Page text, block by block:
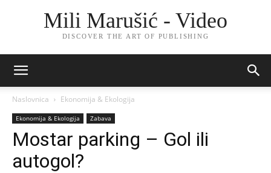
Mili Marušić - Video
DISCOVER THE ART OF PUBLISHING
Naslovnica Ekonomija & Ekologija
Ekonomija & Ekologija Zabava
Mostar parking – Gol ili
autogol?